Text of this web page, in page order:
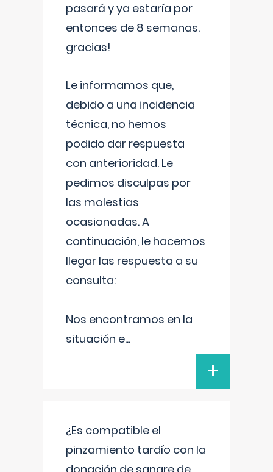
pasará y ya estaría por
entonces de 8 semanas.
gracias!
Le informamos que,
debido a una incidencia
técnica, no hemos
podido dar respuesta
con anterioridad. Le
pedimos disculpas por
las molestias
ocasionadas. A
continuación, le hacemos
llegar las respuesta a su
consulta:
Nos encontramos en la
situación e...
+
¿Es compatible el
pinzamiento tardío con la